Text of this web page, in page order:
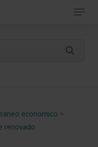
Menu
economico >
renovado